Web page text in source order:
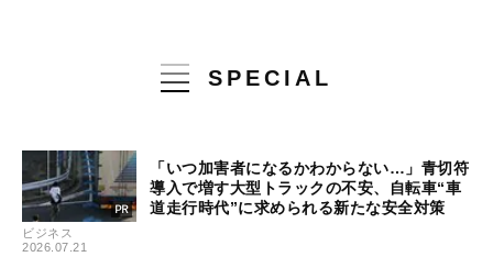
SPECIAL
ビジネス
2026.07.21
「いつ加害者になるかわからない…」青切符
導入で増す大型トラックの不安、自転車“車
道走行時代”に求められる新たな安全対策